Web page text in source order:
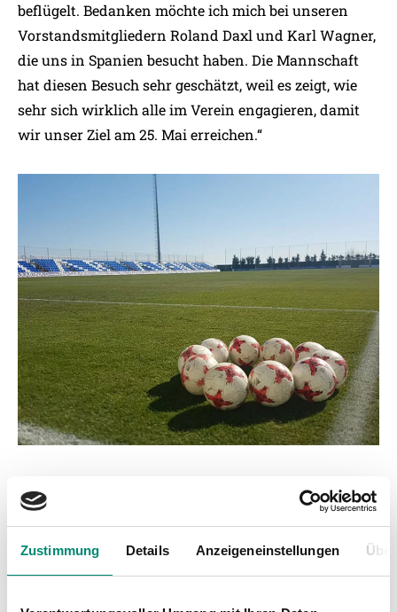
Zustimmung Details Anzeigeneinstellungen
beflügelt. Bedanken möchte ich mich bei unseren
Vorstandsmitgliedern Roland Daxl und Karl Wagner,
die uns in Spanien besucht haben. Die Mannschaft
hat diesen Besuch sehr geschätzt, weil es zeigt, wie
sehr sich wirklich alle im Verein engagieren, damit
wir unser Ziel am 25. Mai erreichen.“